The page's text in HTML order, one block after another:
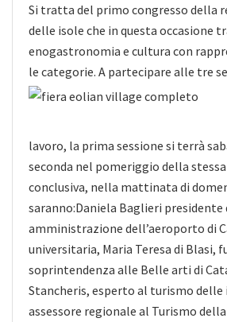
Si tratta del primo congresso della
delle isole che in questa occasione
enogastronomia e cultura con
le categorie. A partecipare alle tre
lavoro, la prima sessione si terrà
seconda nel pomeriggio della
conclusiva, nella mattinata di
saranno:Daniela Baglieri presidente
amministrazione dell’aeroporto di
universitaria, Maria Teresa di Blasi,
soprintendenza alle Belle arti di
Stancheris, esperto al turismo delle
assessore regionale al Turismo